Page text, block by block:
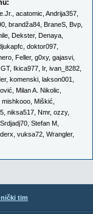
acatomic Andrija357
brandža84 BraneS Bvp
Dekster, Denaya
doktor097
Feller, g0xy, gajasvi
GT, Ikica977 Ir, ivan_8282
, komenski lakson001
Milan A. Nikolic
mishkooo Miškić
niksa517 Nmr, ozzy,
Srdjadj70 Stefan M
vuksa72 Wrangler,
tim